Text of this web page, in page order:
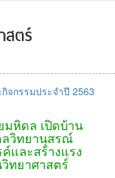
สตร์
จกรรมประจำปี 2563
หิดล เปิดบ้าน
ลวิทยานุสรณ์
และสร้างแรง
ทยาศาสตร์